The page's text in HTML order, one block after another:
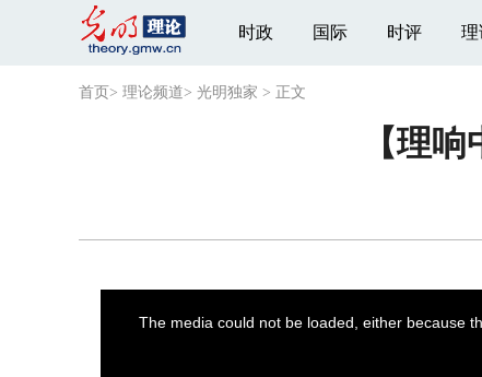
时政 国际 时评 理
首页 > 理论频道> 光明独家 > 正文
【理
The media could not be loaded, either because